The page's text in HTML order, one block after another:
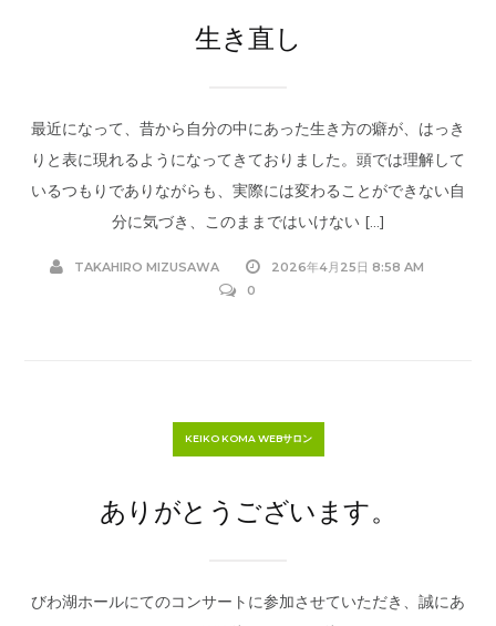
生き直し
最近になって、昔から自分の中にあった生き方の癖が、はっき
りと表に現れるようになってきておりました。頭では理解して
いるつもりでありながらも、実際には変わることができない自
分に気づき、このままではいけない […]
TAKAHIRO MIZUSAWA
2026年4月25日 8:58 AM
0
KEIKO KOMA WEBサロン
ありがとうございます。
びわ湖ホールにてのコンサートに参加させていただき、誠にあ